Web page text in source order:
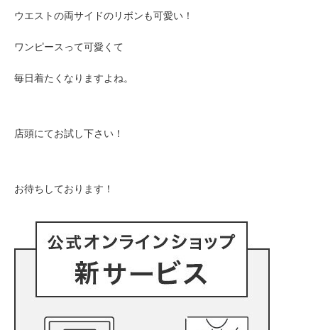
ウエストの両サイドのリボンも可愛い！
ワンピースって可愛くて
毎日着たくなりますよね。
店頭にてお試し下さい！
お待ちしております！